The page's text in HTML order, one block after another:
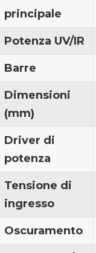
principale
Potenza UV/IR
Barre
Dimensioni
(mm)
Driver di
potenza
Tensione di
ingresso
Oscuramento